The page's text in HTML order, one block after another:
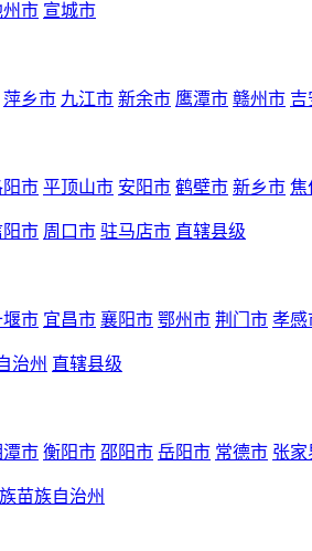
州市 宣城市
萍乡市 九江市 新余市 鹰潭市 赣州市 吉
阳市 平顶山市 安阳市 鹤壁市 新乡市 焦
阳市 周口市 驻马店市 直辖县级
堰市 宜昌市 襄阳市 鄂州市 荆门市 孝感
治州 直辖县级
潭市 衡阳市 邵阳市 岳阳市 常德市 张家
苗族自治州